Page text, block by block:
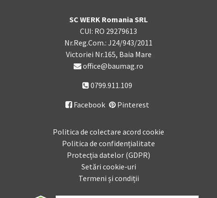
SC WERK Romania SRL
CUI: RO 29279613
Nr.Reg.Com.: J24/943/2011
Victoriei Nr.165, Baia Mare
office@baumag.ro
0799.911.109
 Facebook Pinterest
Politica de colectare acord cookie
Politica de confidențialitate
Protecția datelor (GDPR)
Setări cookie-uri
Termeni și condiții